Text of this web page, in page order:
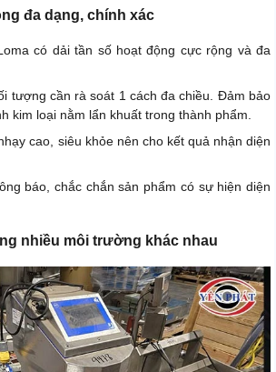
đa dạng, chính xác
có dải tần số hoạt động cực rộng và đa
tượng cần rà soát 1 cách đa chiều. Đảm bảo
kim loại nằm lẩn khuất trong thành phẩm.
cao, siêu khỏe nên cho kết quả nhận diện
báo, chắc chắn sản phẩm có sự hiện diện
nhiều môi trường khác nhau